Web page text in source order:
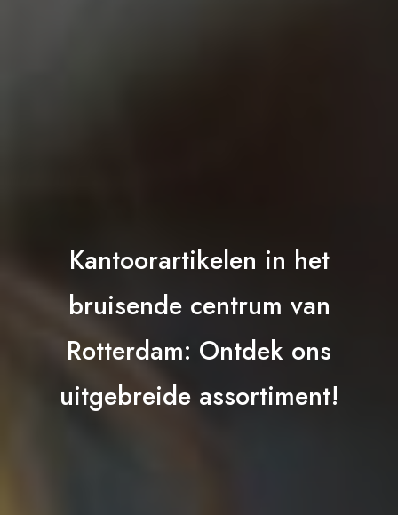
Kantoorartikelen in het
bruisende centrum van
Rotterdam: Ontdek ons
uitgebreide assortiment!